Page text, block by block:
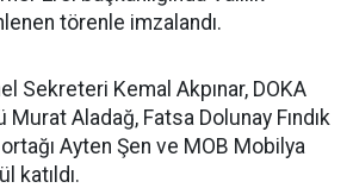
törenle imzalandı.
Sekreteri Kemal Akpınar, DOKA
Aladağ, Fatsa Dolunay Fındık
Ayten Şen ve MOB Mobilya
katıldı.